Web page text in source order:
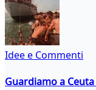
Idee e Commenti
Guardiamo a